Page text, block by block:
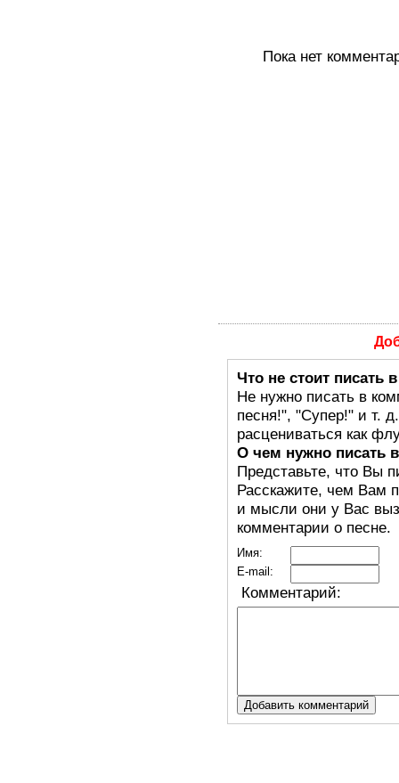
Пока нет
Что не стоит писать
Не нужно писать в
песня!", "Супер!" и т.
расцениваться как
О чем нужно писать
Представьте, что Вы
Расскажите, чем Вам
и мысли они у Вас
комментарии о песне.
Имя:
E-mail:
Комментарий: